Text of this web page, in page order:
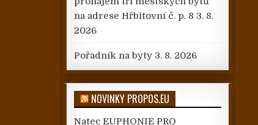
na adrese Hřbitovní č. p. 8 3. 8.
2026
Pořadník na byty 3. 8. 2026
NOVINKY PROPOS.EU
Natec EUPHONIE PRO